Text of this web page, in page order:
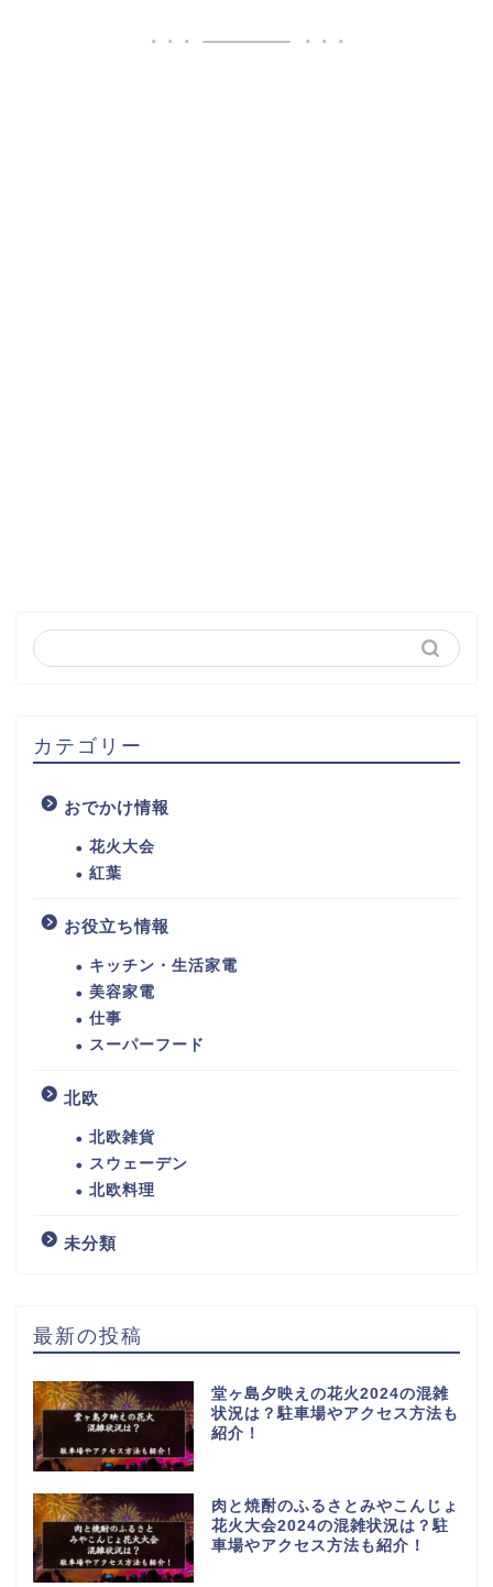
カテゴリー
おでかけ情報
花火大会
紅葉
お役立ち情報
キッチン・生活家電
美容家電
仕事
スーパーフード
北欧
北欧雑貨
スウェーデン
北欧料理
未分類
最新の投稿
堂ヶ島夕映えの花火2024の混雑
状況は？駐車場やアクセス方法も
紹介！
肉と焼酎のふるさとみやこんじょ
花火大会2024の混雑状況は？駐
車場やアクセス方法も紹介！